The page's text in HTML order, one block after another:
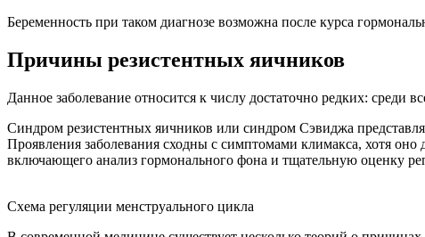
Беременность при таком диагнозе возможна после курса
Причины резистентных яичников
Данное заболевание относится к числу достаточно редких:
Синдром резистентных яичников или синдром Сэвиджа
Проявления заболевания сходны с симптомами климакса, хотя оно
включающего анализ гормонального фона и тщательную оценку
Схема регуляции менструального цикла